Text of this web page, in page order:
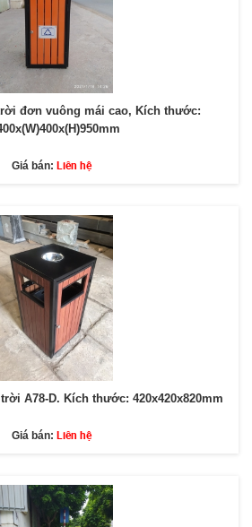
đơn vuông mái cao, Kích thước:
Giá bán: Liên hệ
A78-D. Kích thước: 420x420x820mm
Giá bán: Liên hệ